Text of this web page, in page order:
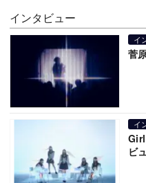
インタビュー
イ
菅
イ
ビ